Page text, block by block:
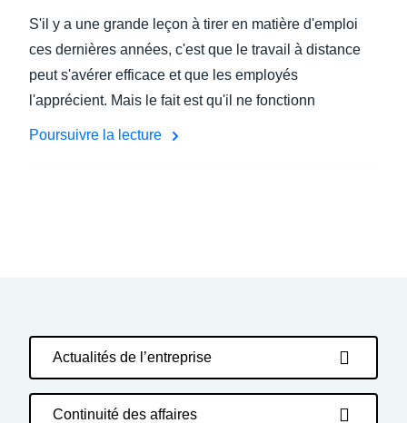
S'il y a une grande leçon à tirer en matière d'emploi
ces dernières années, c'est que le travail à distance
peut s'avérer efficace et que les employés
l'apprécient. Mais le fait est qu'il ne fonctionn
Poursuivre la lecture
Actualités de l’entreprise
Continuité des affaires